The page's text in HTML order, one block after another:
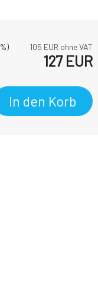
%) 105 EUR ohne VAT
127EUR
In den Korb